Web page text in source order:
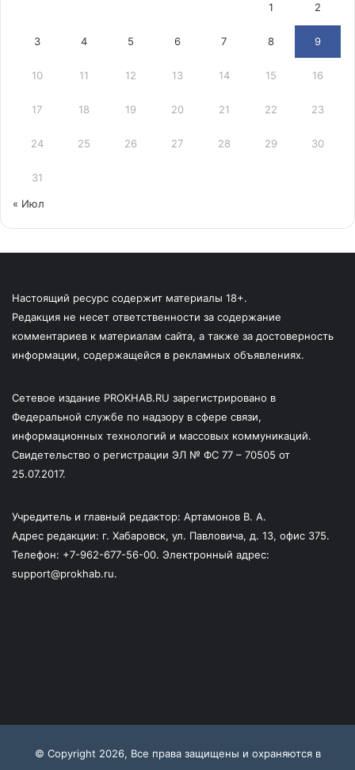
1 2
3 4 5 6 7 8 9
10 11 12 13 14 15 16
17 18 19 20 21 22 23
24 25 26 27 28 29 30
31
« Июл
Настоящий ресурс содержит материалы 18+.
Редакция не несет ответственности за содержание
комментариев к материалам сайта, а также за достоверность
информации, содержащейся в рекламных объявлениях.
Сетевое издание PROKHAB.RU зарегистрировано в
Федеральной службе по надзору в сфере связи,
информационных технологий и массовых коммуникаций.
Свидетельство о регистрации ЭЛ № ФС 77 – 70505 от
25.07.2017.
Учредитель и главный редактор: Артамонов В. А.
Адрес редакции: г. Хабаровск, ул. Павловича, д. 13, офис 375.
Телефон: +7-962-677-56-00. Электронный адрес:
support@prokhab.ru.
© Copyright 2026, Все права защищены и охраняются в